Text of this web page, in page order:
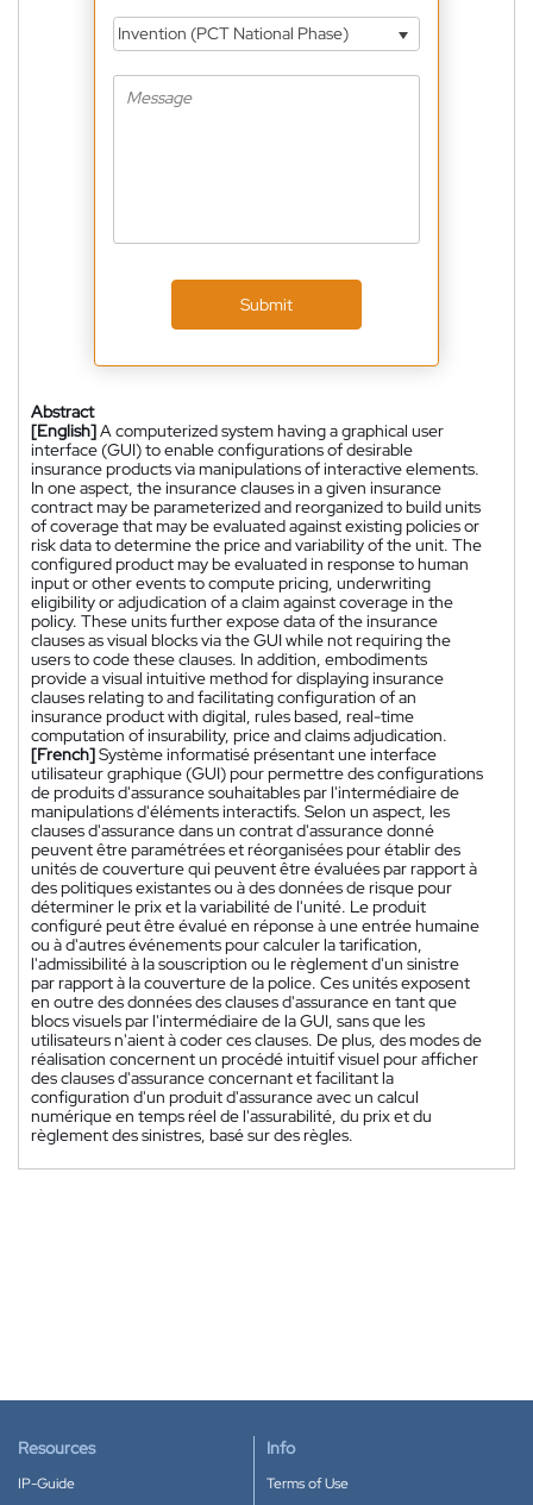
Invention (PCT National Phase)
Submit
Abstract
[English]A computerized system having a graphical user
interface (GUI) to enable configurations of desirable
insurance products via manipulations of interactive elements.
In one aspect, the insurance clauses in a given insurance
contract may be parameterized and reorganized to build units
of coverage that may be evaluated against existing policies or
risk data to determine the price and variability of the unit. The
configured product may be evaluated in response to human
input or other events to compute pricing, underwriting
eligibility or adjudication of a claim against coverage in the
policy. These units further expose data of the insurance
clauses as visual blocks via the GUI while not requiring the
users to code these clauses. In addition, embodiments
provide a visual intuitive method for displaying insurance
clauses relating to and facilitating configuration of an
insurance product with digital, rules based, real-time
computation of insurability, price and claims adjudication.
[French]Système informatisé présentant une interface
utilisateur graphique (GUI) pour permettre des configurations
de produits d'assurance souhaitables par l'intermédiaire de
manipulations d'éléments interactifs. Selon un aspect, les
clauses d'assurance dans un contrat d'assurance donné
peuvent être paramétrées et réorganisées pour établir des
unités de couverture qui peuvent être évaluées par rapport à
des politiques existantes ou à des données de risque pour
déterminer le prix et la variabilité de l'unité. Le produit
configuré peut être évalué en réponse à une entrée humaine
ou à d'autres événements pour calculer la tarification,
l'admissibilité à la souscription ou le règlement d'un sinistre
par rapport à la couverture de la police. Ces unités exposent
en outre des données des clauses d'assurance en tant que
blocs visuels par l'intermédiaire de la GUI, sans que les
utilisateurs n'aient à coder ces clauses. De plus, des modes de
réalisation concernent un procédé intuitif visuel pour afficher
des clauses d'assurance concernant et facilitant la
configuration d'un produit d'assurance avec un calcul
numérique en temps réel de l'assurabilité, du prix et du
règlement des sinistres, basé sur des règles.
Resources
IP-Guide
Info
Terms of Use